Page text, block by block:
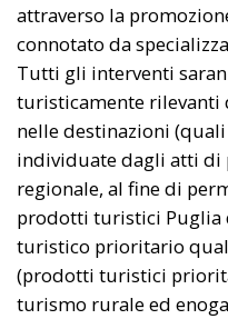
attraverso la
connotato da
Tutti gli interventi
turisticamente rilevanti
nelle destinazioni
individuate dagli atti di
regionale, al fine di
prodotti turistici Puglia
turistico prioritario
(prodotti turistici
turismo rurale ed